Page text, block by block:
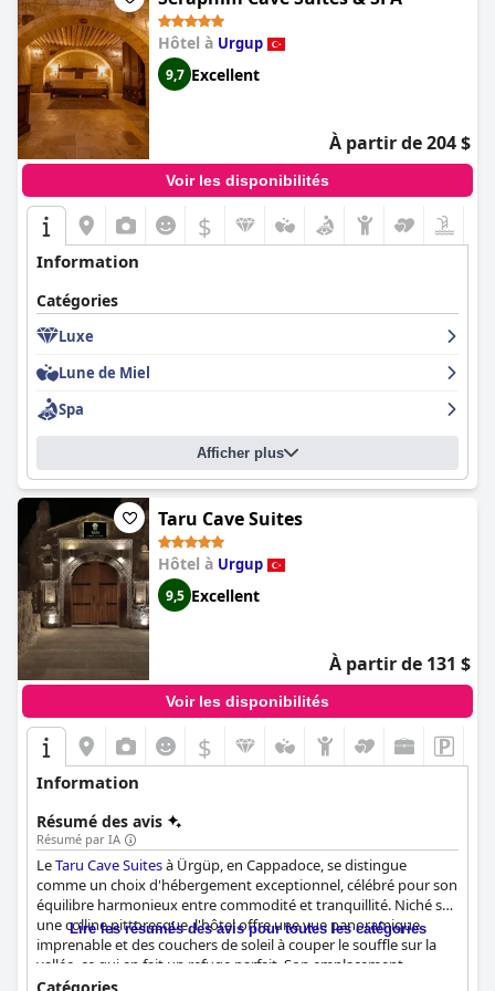
Hôtel à Urgup
9,7 Excellent
À partir de 204 $
Voir les disponibilités
$
Information
Catégories
Luxe
Lune de Miel
Spa
Afficher plus
Taru Cave Suites
Hôtel à Urgup
9,5 Excellent
À partir de 131 $
Voir les disponibilités
$
Information
Résumé des avis
Résumé par IA
LeTaru Cave Suitesà Ürgüp, en Cappadoce, se distingue
comme un choix d'hébergement exceptionnel, célébré pour son
équilibre harmonieux entre commodité et tranquillité. Niché sur
une colline pittoresque, l'hôtel offre une vue panoramique
imprenable et des couchers de soleil à couper le souffle sur la
vallée, ce qui en fait un refuge parfait. Son emplacement
privilégié à proximité des attractions locales, des restaurants,
Lire les résumés des avis pour toutes les catégories